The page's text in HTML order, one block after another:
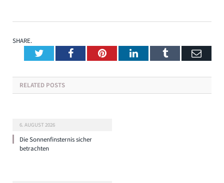
SHARE.
TwitterFacebookPinterestLinkedInTumblr
RELATED POSTS
6. AUGUST 2026
Die Sonnenfinsternis sicher
betrachten